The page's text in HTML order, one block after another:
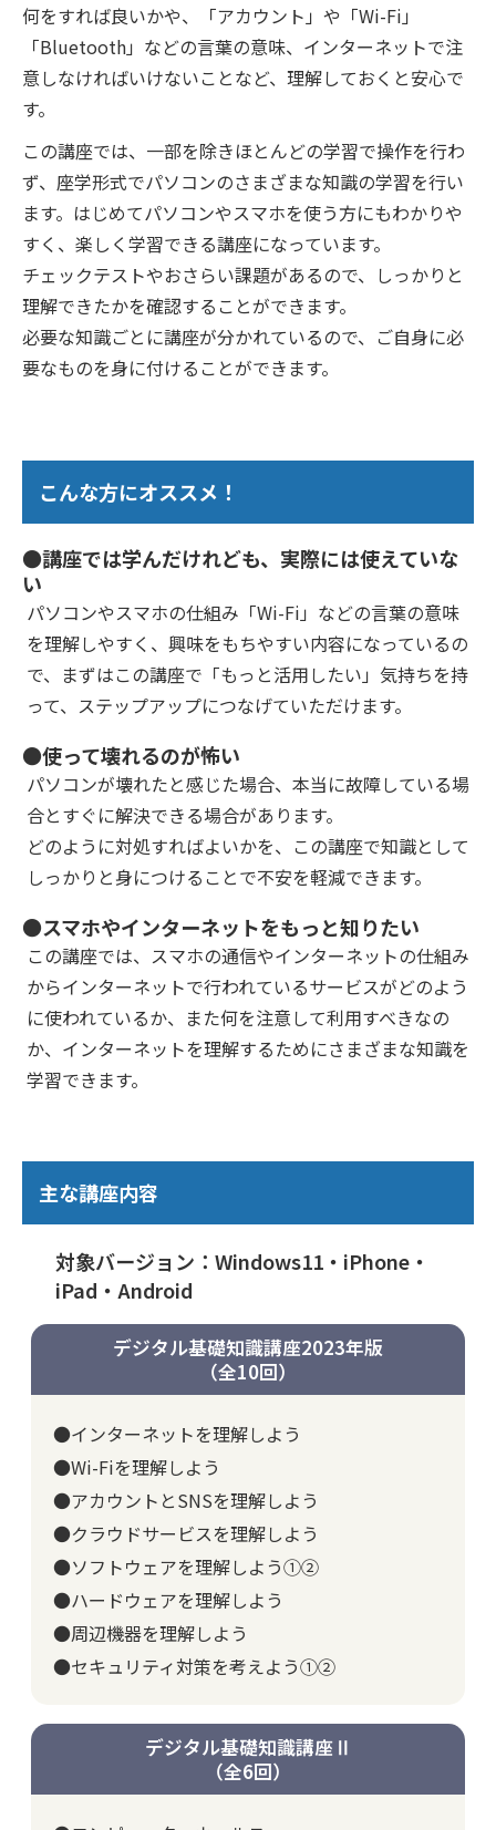
何をすれば良いかや、「アカウント」や「Wi-Fi」
「Bluetooth」などの言葉の意味、インターネットで注
意しなければいけないことなど、理解しておくと安心で
す。
この講座では、一部を除きほとんどの学習で操作を行わ
ず、座学形式でパソコンのさまざまな知識の学習を行い
ます。はじめてパソコンやスマホを使う方にもわかりや
すく、楽しく学習できる講座になっています。
チェックテストやおさらい課題があるので、しっかりと
理解できたかを確認することができます。
必要な知識ごとに講座が分かれているので、ご自身に必
要なものを身に付けることができます。
こんな方にオススメ！
●講座では学んだけれども、実際には使えていな
い
パソコンやスマホの仕組み「Wi-Fi」などの言葉の意味
を理解しやすく、興味をもちやすい内容になっているの
で、まずはこの講座で「もっと活用したい」気持ちを持
って、ステップアップにつなげていただけます。
●使って壊れるのが怖い
パソコンが壊れたと感じた場合、本当に故障している場
合とすぐに解決できる場合があります。
どのように対処すればよいかを、この講座で知識として
しっかりと身につけることで不安を軽減できます。
●スマホやインターネットをもっと知りたい
この講座では、スマホの通信やインターネットの仕組み
からインターネットで行われているサービスがどのよう
に使われているか、また何を注意して利用すべきなの
か、インターネットを理解するためにさまざまな知識を
学習できます。
主な講座内容
対象バージョン：Windows11・iPhone・
iPad・Android
デジタル基礎知識講座2023年版
（全10回）
●インターネットを理解しよう
●Wi-Fiを理解しよう
●アカウントとSNSを理解しよう
●クラウドサービスを理解しよう
●ソフトウェアを理解しよう①②
●ハードウェアを理解しよう
●周辺機器を理解しよう
●セキュリティ対策を考えよう①②
デジタル基礎知識講座Ⅱ
（全6回）